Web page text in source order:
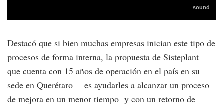
Destacó que si bien muchas empresas inician este tipo de
procesos de forma interna, la propuesta de Sisteplant —
que cuenta con 15 años de operación en el país en su
sede en Querétaro— es ayudarles a alcanzar un proceso
de mejora en un menor tiempo y con un retorno de